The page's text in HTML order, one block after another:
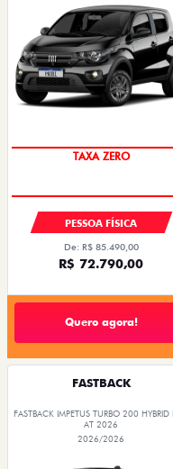
PREÇO IMPERDÍVEL
PESSOA FÍSICA
De: R$ 85.490,00
R$ 72.790,00
Quero agora!
FASTBACK
FASTBACK IMPETUS TURBO 200 HYBRID
AT 2026
2026/2026